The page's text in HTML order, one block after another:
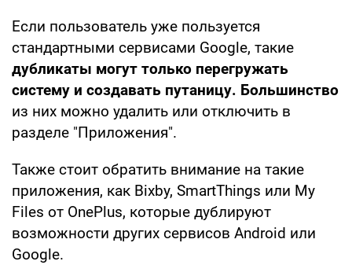
Если пользователь уже пользуется
стандартными сервисами Google, такие
дубликаты могут только перегружать
систему и создавать путаницу. Большинство
из них можно удалить или отключить в
разделе "Приложения".
Также стоит обратить внимание на такие
приложения, как Bixby, SmartThings или My
Files от OnePlus, которые дублируют
возможности других сервисов Android или
Google.